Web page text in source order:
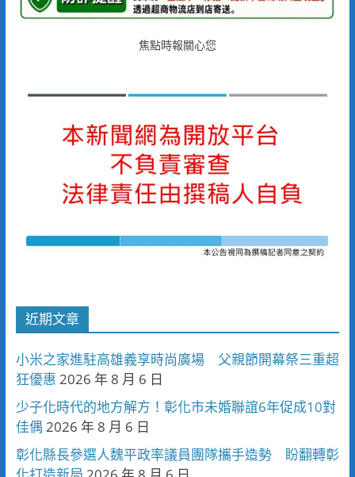
焦點時報關心您
近期文章
小米之家進駐高雄義享時尚廣場 父親節開幕祭三重超
狂優惠 2026 年 8 月 6 日
少子化時代的地方解方！彰化市未婚聯誼6年促成10對
佳偶 2026 年 8 月 6 日
彰化縣長參選人魏平政率議員團隊攜手造勢 盼翻轉彰